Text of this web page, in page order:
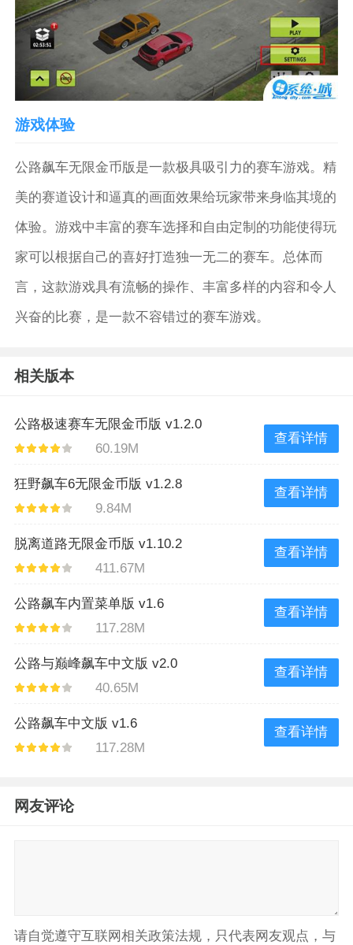
游戏体验
公路飙车无限金币版是一款极具吸引力的赛车游戏。精
美的赛道设计和逼真的画面效果给玩家带来身临其境的
体验。游戏中丰富的赛车选择和自由定制的功能使得玩
家可以根据自己的喜好打造独一无二的赛车。总体而
言，这款游戏具有流畅的操作、丰富多样的内容和令人
兴奋的比赛，是一款不容错过的赛车游戏。
相关版本
公路极速赛车无限金币版 v1.2.0
60.19M
查看详情
狂野飙车6无限金币版 v1.2.8
9.84M
查看详情
脱离道路无限金币版 v1.10.2
411.67M
查看详情
公路飙车内置菜单版 v1.6
117.28M
查看详情
公路与巅峰飙车中文版 v2.0
40.65M
查看详情
公路飙车中文版 v1.6
117.28M
查看详情
网友评论
请自觉遵守互联网相关政策法规，只代表网友观点，与